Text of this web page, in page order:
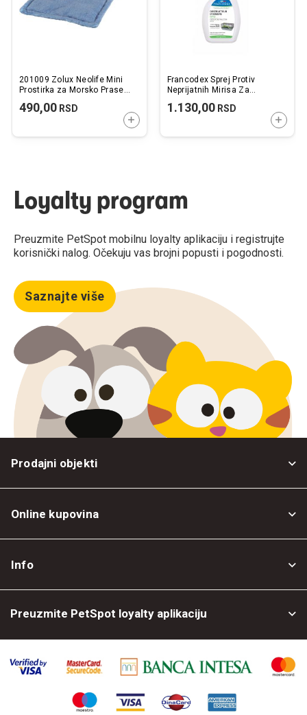
201009 Zolux Neolife Mini
Prostirka za Morsko Prase
490,00 RSD
DODAJTE U KORPU
Francodex Sprej Protiv
Neprijatnih Mirisa Za
1.130,00RSD
Loyalty program
Preuzmite PetSpot mobilnu loyalty aplikaciju i registrujte
korisnički nalog. Očekuju vas brojni popusti i pogodnosti.
Saznajte više
Prodajni objekti
Online kupovina
Info
Preuzmite PetSpot loyalty aplikaciju